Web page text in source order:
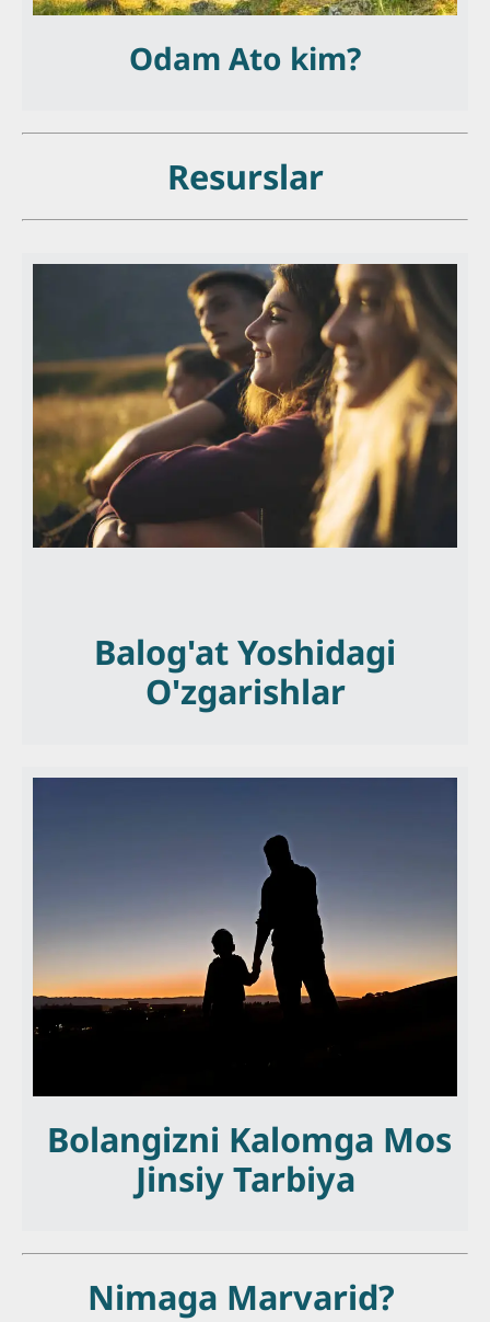
Odam Ato kim?
Resurslar
Balog'at Yoshidagi
O'zgarishlar
Bolangizni Kalomga Mos
Jinsiy Tarbiya
Nimaga Marvarid?